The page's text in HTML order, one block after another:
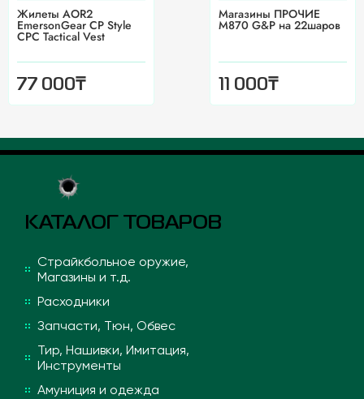
Жилеты AOR2
EmersonGear CP Style
CPC Tactical Vest
77 000₸
Магазины ПРОЧИЕ
M870 G&P на 22шаров
11 000₸
КАТАЛОГ ТОВАРОВ
Страйкбольное оружие,
Магазины и т.д.
Расходники
Запчасти, Тюн, Обвес
Тир, Нашивки, Имитация,
Инструменты
Амуниция и одежда